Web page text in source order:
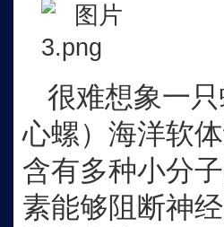
很难想象一
心螺）海洋软
含有多种小分
素能够阻断神